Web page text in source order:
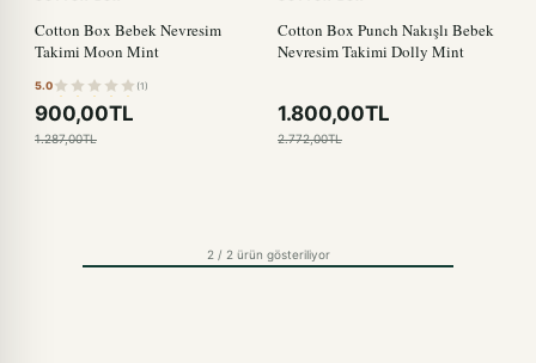
Cotton Box Bebek Nevresim
Takimi Moon Mint
5.0 (1)
900,00TL
1.287,00TL
Cotton Box Punch Nakışlı Bebek
Nevresim Takimi Dolly Mint
1.800,00TL
2.772,00TL
2 / 2 ürün gösteriliyor